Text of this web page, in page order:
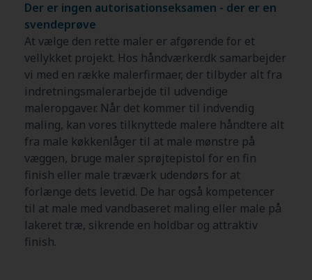
Der er ingen autorisationseksamen - der er en
svendeprøve
At vælge den rette maler er afgørende for et
vellykket projekt. Hos håndværker.dk samarbejder
vi med en række malerfirmaer, der tilbyder alt fra
indretningsmalerarbejde til udvendige
maleropgaver. Når det kommer til indvendig
maling, kan vores tilknyttede malere håndtere alt
fra male køkkenlåger til at male mønstre på
væggen, bruge maler sprøjtepistol for en fin
finish eller male træværk udendørs for at
forlænge dets levetid. De har også kompetencer
til at male med vandbaseret maling eller male på
lakeret træ, sikrende en holdbar og attraktiv
finish.